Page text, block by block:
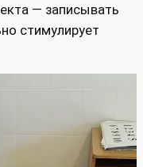
— записывать
стимулирует